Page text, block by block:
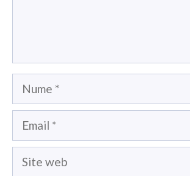
Nume
Email
Site